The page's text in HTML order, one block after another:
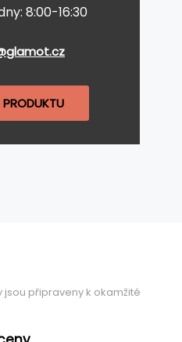
8:00-16:30
jsou připraveny k okamžité